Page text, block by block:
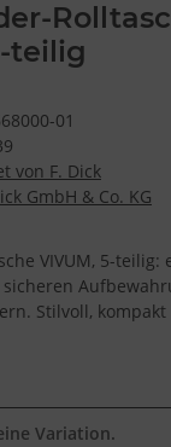
teilig
01
von F. Dick
GmbH & Co. KG
VIVUM, 5-teilig:
Stilvoll,
Variation.